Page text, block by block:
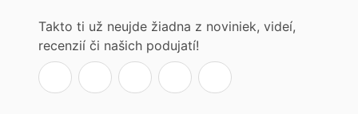
Takto ti už neujde žiadna z noviniek, videí,
recenzií či našich podujatí!